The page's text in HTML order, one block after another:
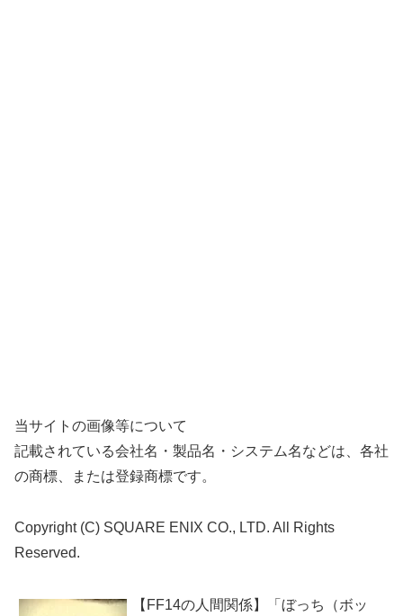
当サイトの画像等について
記載されている会社名・製品名・システム名などは、各社
の商標、または登録商標です。
Copyright (C) SQUARE ENIX CO., LTD. All Rights
Reserved.
【FF14の人間関係】「ぼっち（ボッ